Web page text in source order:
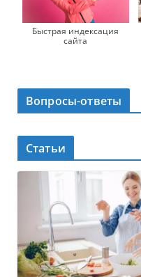
Быстрая индексация
сайта
Вопросы-ответы
Статьи